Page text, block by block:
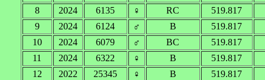
8
2024 6135 ♀ RC
519.817
9
2024 6124 ♂ B
519.817
10
2024 6079 ♂ BC
519.817
11
2024 6322 ♀ B
519.817
12
2022 25345 ♀ B
519.817